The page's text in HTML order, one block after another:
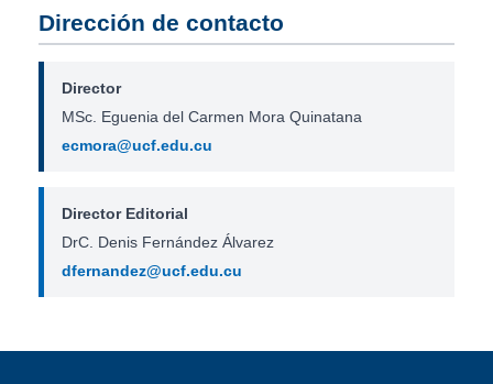
Dirección de contacto
Director
MSc. Eguenia del Carmen Mora Quinatana
ecmora@ucf.edu.cu
Director Editorial
DrC. Denis Fernández Álvarez
dfernandez@ucf.edu.cu